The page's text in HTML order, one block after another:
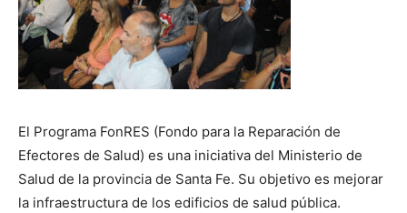
El Programa FonRES (Fondo para la Reparación de
Efectores de Salud) es una iniciativa del Ministerio de
Salud de la provincia de Santa Fe. Su objetivo es mejorar
la infraestructura de los edificios de salud pública.